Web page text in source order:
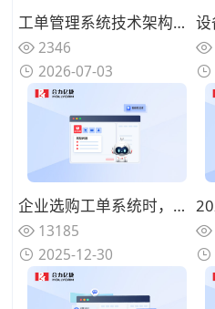
工单管理系统技术架构：智能派单、SLA保障与自动化协同
2346
2026-07-03
企业选购工单系统时，哪些厂商在功能覆盖与实施成本之间更平衡？
13185
2025-12-30